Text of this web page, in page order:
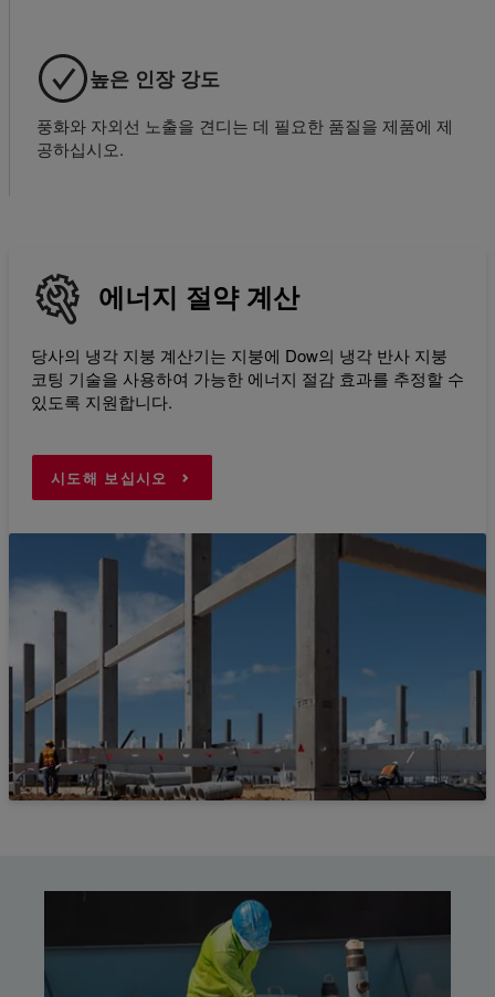
높은 인장 강도
풍화와 자외선 노출을 견디는 데 필요한 품질을 제품에 제
공하십시오.
에너지 절약 계산
당사의 냉각 지붕 계산기는 지붕에 Dow의 냉각 반사 지붕
코팅 기술을 사용하여 가능한 에너지 절감 효과를 추정할 수
있도록 지원합니다.
시도해 보십시오